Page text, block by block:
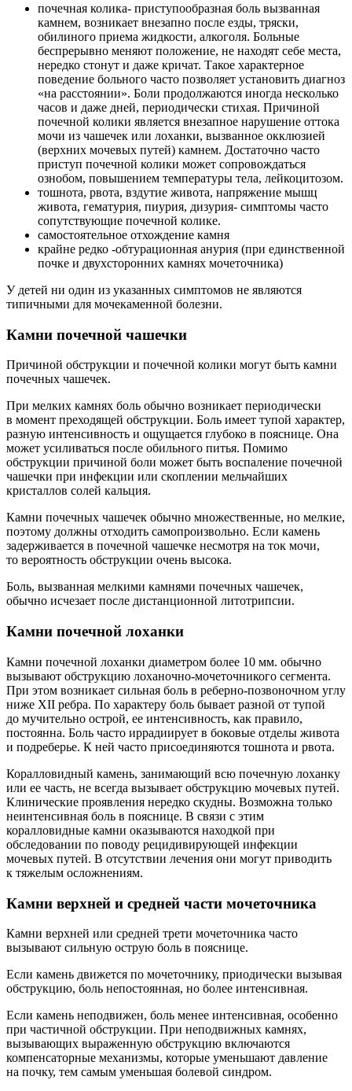
почечная колика- приступообразная боль вызванная
камнем, возникает внезапно после езды, тряски,
обилиного приема жидкости, алкоголя. Больные
беспрерывно меняют положение, не находят себе места,
нередко стонут и даже кричат. Такое характерное
поведение больного часто позволяет установить диагноз
«на расстоянии». Боли продолжаются иногда несколько
часов и даже дней, периодически стихая. Причиной
почечной колики является внезапное нарушение оттока
мочи из чашечек или лоханки, вызванное окклюзией
(верхних мочевых путей) камнем. Достаточно часто
приступ почечной колики может сопровождаться
ознобом, повышением температуры тела, лейкоцитозом.
тошнота, рвота, вздутие живота, напряжение мышц
живота, гематурия, пиурия, дизурия- симптомы часто
сопутствующие почечной колике.
самостоятельное отхождение камня
крайне редко -обтурационная анурия (при единственной
почке и двухсторонних камнях мочеточника)
У детей ни один из указанных симптомов не являются
типичными для мочекаменной болезни.
Камни почечной чашечки
Причиной обструкции и почечной колики могут быть камни
почечных чашечек.
При мелких камнях боль обычно возникает периодически
в момент преходящей обструкции. Боль имеет тупой характер,
разную интенсивность и ощущается глубоко в пояснице. Она
может усиливаться после обильного питья. Помимо
обструкции причиной боли может быть воспаление почечной
чашечки при инфекции или скоплении мельчайших
кристаллов солей кальция.
Камни почечных чашечек обычно множественные, но мелкие,
поэтому должны отходить самопроизвольно. Если камень
задерживается в почечной чашечке несмотря на ток мочи,
то вероятность обструкции очень высока.
Боль, вызванная мелкими камнями почечных чашечек,
обычно исчезает после дистанционной литотрипсии.
Камни почечной лоханки
Камни почечной лоханки диаметром более 10 мм. обычно
вызывают обструкцию лоханочно-мочеточникого сегмента.
При этом возникает сильная боль в реберно-позвоночном углу
ниже XII ребра. По характеру боль бывает разной от тупой
до мучительно острой, ее интенсивность, как правило,
постоянна. Боль часто иррадиирует в боковые отделы живота
и подреберье. К ней часто присоединяются тошнота и рвота.
Коралловидный камень, занимающий всю почечную лоханку
или ее часть, не всегда вызывает обструкцию мочевых путей.
Клинические проявления нередко скудны. Возможна только
неинтенсивная боль в пояснице. В связи с этим
коралловидные камни оказываются находкой при
обследовании по поводу рецидивирующей инфекции
мочевых путей. В отсутствии лечения они могут приводить
к тяжелым осложнениям.
Камни верхней и средней части мочеточника
Камни верхней или средней трети мочеточника часто
вызывают сильную острую боль в пояснице.
Если камень движется по мочеточнику, приодически вызывая
обструкцию, боль непостоянная, но более интенсивная.
Если камень неподвижен, боль менее интенсивная, особенно
при частичной обструкции. При неподвижных камнях,
вызывающих выраженную обструкцию включаются
компенсаторные механизмы, которые уменьшают давление
на почку, тем самым уменьшая болевой синдром.